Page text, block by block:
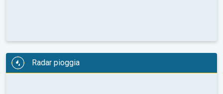
Radar pioggia